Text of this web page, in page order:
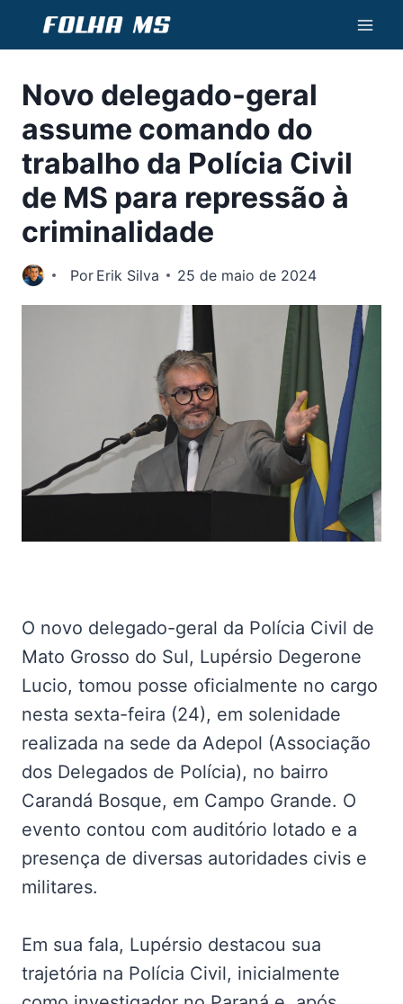
Conteúdo
Novo delegado-geral
assume comando do
trabalho da Polícia Civil
de MS para repressão à
criminalidade
Por Erik Silva 25 de maio de 2024
O novo delegado-geral da Polícia Civil de
Mato Grosso do Sul, Lupérsio Degerone
Lucio, tomou posse oficialmente no cargo
nesta sexta-feira (24), em solenidade
realizada na sede da Adepol (Associação
dos Delegados de Polícia), no bairro
Carandá Bosque, em Campo Grande. O
evento contou com auditório lotado e a
presença de diversas autoridades civis e
militares.
Em sua fala, Lupérsio destacou sua
trajetória na Polícia Civil, inicialmente